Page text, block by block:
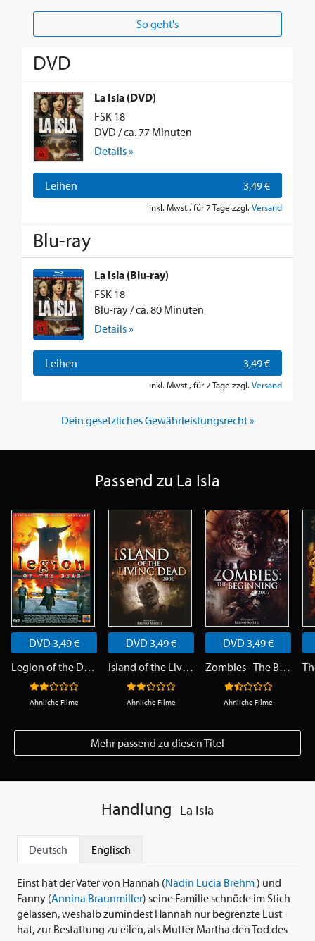
So geht's
DVD
La Isla (DVD)
FSK 18
DVD / ca. 77 Minuten
Details »
Leihen 3,49 €
inkl. Mwst., für 7 Tage zzgl. Versand
Blu-ray
La Isla (Blu-ray)
FSK 18
Blu-ray / ca. 80 Minuten
Details »
Leihen 3,49 €
inkl. Mwst., für 7 Tage zzgl. Versand
Dein gesetzliches Gewährleistungsrecht »
Passend zu La Isla
DVD 3,49 €
Legion of the Dead
Ähnliche Filme
DVD 3,49 €
Island of the Living Dead
Ähnliche Filme
DVD 3,49 €
Zombies - The Beginning
Ähnliche Filme
Mehr passend zu diesen Titel
Handlung La Isla
Deutsch Englisch
Einst hat der Vater von Hannah (Nadin Lucia Brehm) und
Fanny (Annina Braunmiller) seine Familie schnöde im Stich
gelassen, weshalb zumindest Hannah nur begrenzte Lust
hat, zur Bestattung zu eilen, als Mutter Martha den Tod des